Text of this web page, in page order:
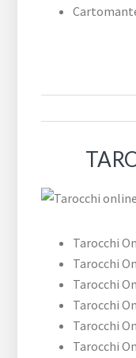
Tarocchi
Tarocchi
Tarocchi
Tarocchi
Tarocchi
Tarocchi